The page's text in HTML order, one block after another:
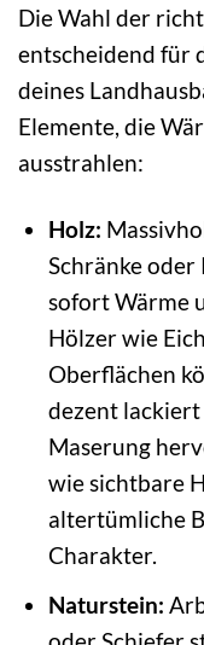
Die Wahl der
entscheidend für
deines
Elemente, die
ausstrahlen:
Holz:
Schränke oder
sofort Wärme
Hölzer wie
Oberflächen
dezent
Maserung
wie sichtbare
altertümliche
Charakter.
Naturstein: